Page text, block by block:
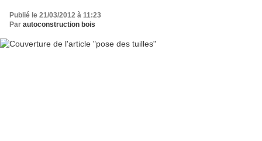
Publié le 21/03/2012 à 11:23
Par autoconstruction bois